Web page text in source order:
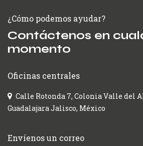
¿Cómo podemos ayudar?
Contáctenos en
momento
Oficinas centrales
Calle Rotonda 7, Colonia Valle del
Guadalajara Jalisco, México
Envíenos un correo